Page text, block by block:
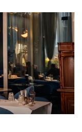
ZANEDELjU, 9.
Lav
u
sa
O